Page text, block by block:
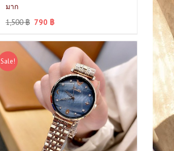
มาก
1,500฿ 790 ฿
Sale!